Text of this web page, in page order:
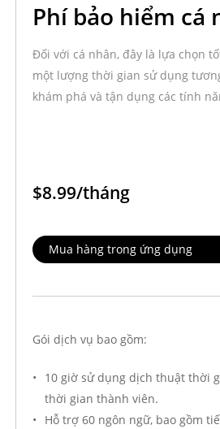
Phí bảo hiểm cá
Đối với cá nhân, đây là lựa chọn
một lượng thời gian sử dụng
khám phá và tận dụng các tính
$8.99/tháng
Mua hàng trong ứng dụng
Gói dịch vụ bao gồm:
10 giờ sử dụng dịch thuật thời
thời gian thành viên.
Hỗ trợ 60 ngôn ngữ, bao gồm
Ghi chú về giá cả
Gói doanh nghiệp có giá 24,99
Sau khi sử dụng hết hạn mức 40
Số dư phí vượt mức của tổ chức
Nếu tổ chức của bạn đã đạt đến
thương mại hoặc thanh toán hệ
Điều khoản thương mại